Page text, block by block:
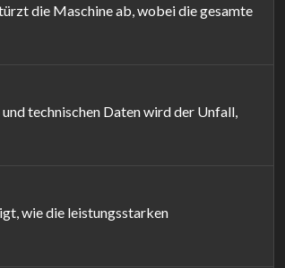
die Maschine ab, wobei die gesamte
technischen Daten wird der Unfall,
wie die leistungsstarken